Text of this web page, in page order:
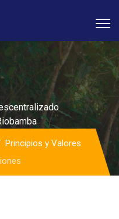
Principios y Valores